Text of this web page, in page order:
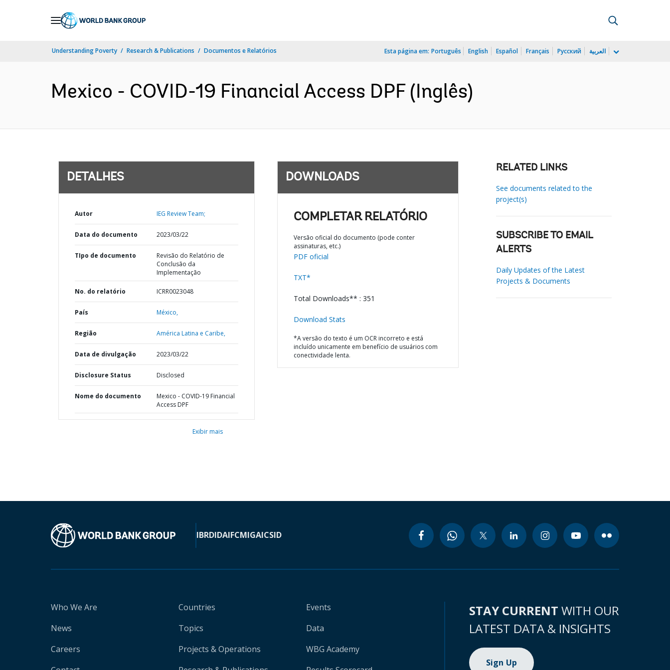
Understanding Poverty Research & Publications Documentos e Relatórios Esta página em: Português English Español Français Русский العربية
Mexico - COVID-19 Financial Access DPF (Inglês)
DETALHES
Autor IEG Review Team;
Data do documento 2023/03/22
TIpo de documento
Revisão do Relatório de
Conclusão da
Implementação
No. do relatório ICRR0023048
País México,
Região América Latina e Caribe,
Data de divulgação 2023/03/22
Disclosure Status Disclosed
Nome do documento
Mexico - COVID-19 Financial
Access DPF
Exibir mais
DOWNLOADS
COMPLETAR RELATÓRIO
Versão oficial do documento (pode conter
assinaturas, etc.)
PDF oficial
TXT*
Total Downloads** : 351
Download Stats
*A versão do texto é um OCR incorreto e está
incluído unicamente em benefício de usuários com
conectividade lenta.
RELATED LINKS
See documents related to the
project(s)
SUBSCRIBE TO EMAIL
ALERTS
Daily Updates of the Latest
Projects & Documents
IBRDIDAIFCMIGAICSID
Who We Are
News
Careers
Countries
Topics
Projects & Operations
Events
Data
WBG Academy
STAY CURRENT WITH OUR
LATEST DATA & INSIGHTS
Sign Up